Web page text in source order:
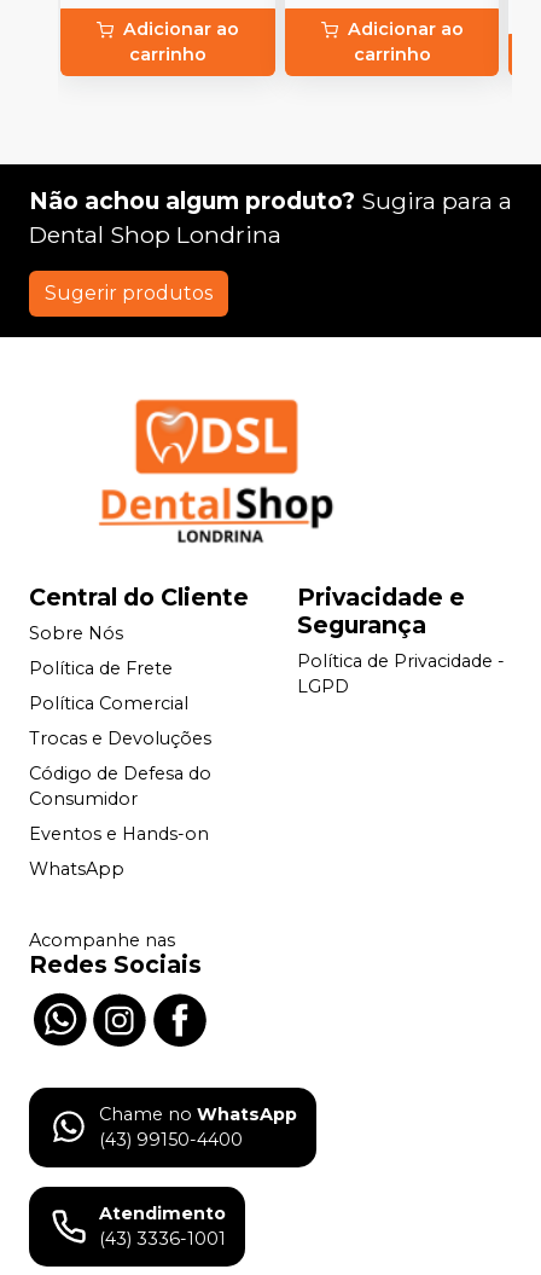
Adicionar ao
carrinho
Adicionar ao
carrinho
Não achou algum produto? Sugira para a
Dental Shop Londrina
Sugerir produtos
Central do Cliente
Sobre Nós
Política de Frete
Política Comercial
Trocas e Devoluções
Código de Defesa do
Consumidor
Eventos e Hands-on
WhatsApp
Privacidade e
Segurança
Política de Privacidade -
LGPD
Acompanhe nas
Redes Sociais
Chame no WhatsApp
(43) 99150-4400
Atendimento
(43) 3336-1001